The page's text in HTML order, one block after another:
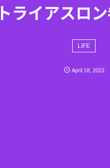
トライアスロ
LIFE
April 18 ,2022